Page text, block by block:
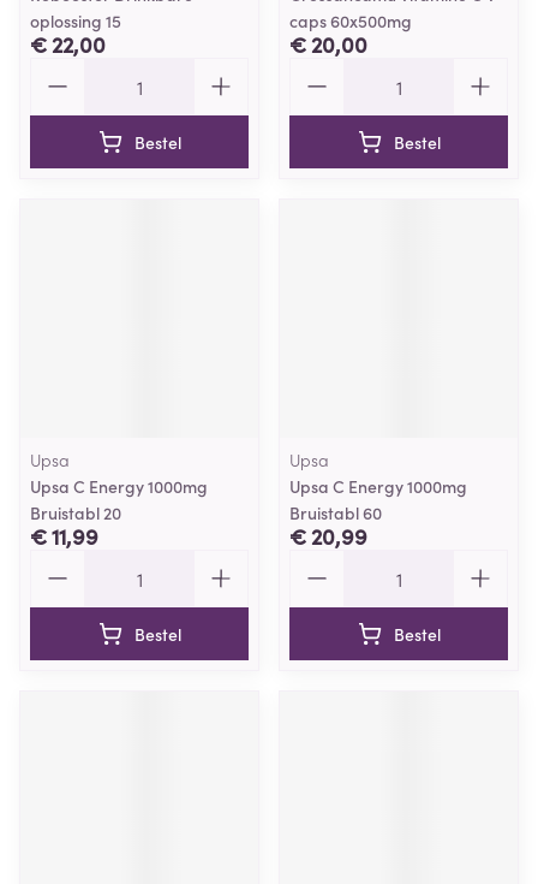
oplossing 15
€ 22,00
Bestel
caps 60x500mg
€ 20,00
Bestel
Upsa
Upsa C Energy 1000mg
Bruistabl 20
€ 11,99
Bestel
Upsa
Upsa C Energy 1000mg
Bruistabl 60
€ 20,99
Bestel